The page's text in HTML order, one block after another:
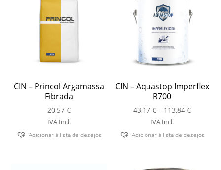
CIN – Princol Argamassa
Fibrada
20,57 €
IVA Incl.
Adicionar á lista de desejos
CIN – Aquastop Imperflex
R700
43,17€ – 113,84€Price
43,17 €
through
IVA Incl.
Adicionar á lista de desejos